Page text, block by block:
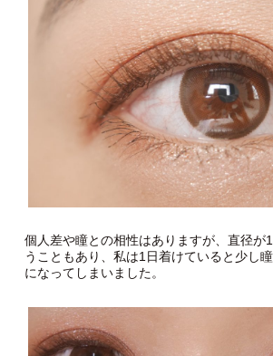
個人差や瞳との相性はありますが、直径が
うこともあり、私は1日着けていると少し
になってしまいました。